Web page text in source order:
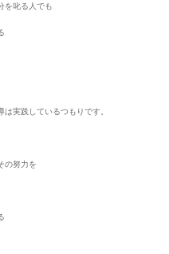
叱る人でも
実践しているつもりです。
の努力を